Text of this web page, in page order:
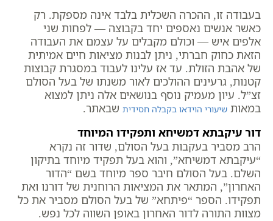
בעבודה זו, ההכרה השכלית בלבד אינה מספקת. רק
כאשר אנשים נאספים יחד בקבוצה — לפחות שני
אלפים איש — וכולם מקבלים על עצמם את העבודה
הזאת כחוק חברתי, ניתן לבנות מציאות חיים אמיתית
של אהבת הזולת. עד אז עלינו לעבוד במסגרת קבוצות
קטנות, גרעינים ההולכים לאור משנתו של בעל הסולם
זצ”ל. עיון מעמיק נוסף בנושאים אלה ניתן למצוא
במאות שיעורי הוידאו בקבלה חסידית שבאתר.
דור עיקבתא דמשיחא ותפקידו המיוחד
הרב מסביר בעקבות בעל הסולם, שדור זה נקרא
“עיקבתא דמשיחא”, והוא בעל תפקיד מיוחד בתיקון
השלם. בעל הסולם חיבר ספר מיוחד בשם “הדור
האחרון”, המתאר את המציאות הרוחנית של דורנו ואת
תפקידו. הספר “פיתחא” של בעל הסולם מסביר את כל
מצוות התורה לדור האחרון באופן השווה לכל נפש.